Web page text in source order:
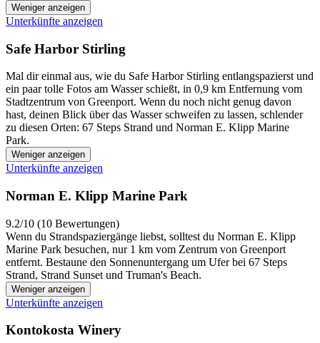
Weniger anzeigen
Unterkünfte anzeigen
Safe Harbor Stirling
Mal dir einmal aus, wie du Safe Harbor Stirling entlangspazierst und
ein paar tolle Fotos am Wasser schießt, in 0,9 km Entfernung vom
Stadtzentrum von Greenport. Wenn du noch nicht genug davon
hast, deinen Blick über das Wasser schweifen zu lassen, schlender
zu diesen Orten: 67 Steps Strand und Norman E. Klipp Marine
Park.
Weniger anzeigen
Unterkünfte anzeigen
Norman E. Klipp Marine Park
9.2/10 (10 Bewertungen)
Wenn du Strandspaziergänge liebst, solltest du Norman E. Klipp
Marine Park besuchen, nur 1 km vom Zentrum von Greenport
entfernt. Bestaune den Sonnenuntergang um Ufer bei 67 Steps
Strand, Strand Sunset und Truman's Beach.
Weniger anzeigen
Unterkünfte anzeigen
Kontokosta Winery